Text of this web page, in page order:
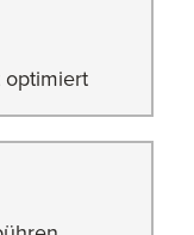
optimiert